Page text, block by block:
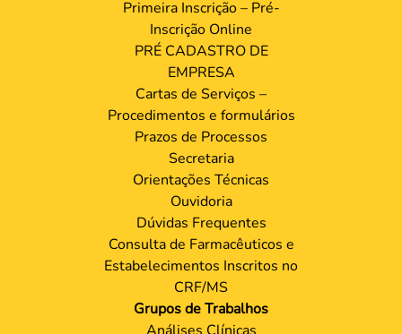
Primeira Inscrição – Pré-
Inscrição Online
PRÉ CADASTRO DE
EMPRESA
Cartas de Serviços –
Procedimentos e formulários
Prazos de Processos
Secretaria
Orientações Técnicas
Ouvidoria
Dúvidas Frequentes
Consulta de Farmacêuticos e
Estabelecimentos Inscritos no
CRF/MS
Grupos de Trabalhos